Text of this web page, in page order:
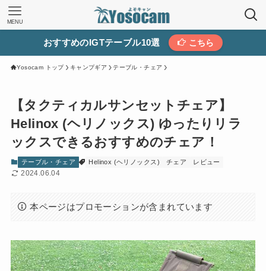
MENU
おすすめのIGTテーブル10選 こちら
Yosocam トップ キャンプギア テーブル・チェア
【タクティカルサンセットチェア】
Helinox (ヘリノックス) ゆったりリラ
ックスできるおすすめのチェア！
テーブル・チェア Helinox (ヘリノックス) チェア レビュー
2024.06.04
本ページはプロモーションが含まれています